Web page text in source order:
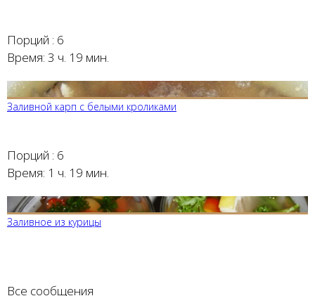
Порций : 6
Время: 3 ч. 19 мин.
Заливной карп с белыми кроликами
Порций : 6
Время: 1 ч. 19 мин.
Заливное из курицы
Все сообщения